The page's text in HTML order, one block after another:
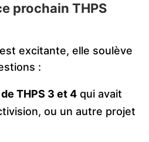
prochain THPS
excitante, elle soulève
:
THPS 3 et 4 qui avait
ou un autre projet